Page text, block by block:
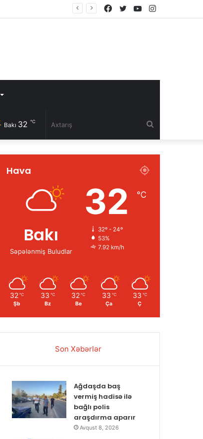
YouTube
Twitter
Facebook
Bakı 32 ℃
Hava
Bakı
Səpələnmiş Buludlar
32 ℃
32º - 24º
53%
7.92 km/h
32 ℃
Şb
33 ℃
Bz
32 ℃
Be
33 ℃
Ça
33 ℃
Ç
Son Xəbərlər
Ağdaşda baş
vermiş hadisə ilə
bağlı polis
araşdırma aparır
Avqust 8, 2026